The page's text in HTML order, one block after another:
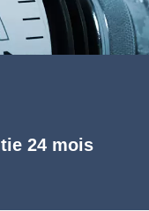
24 mois